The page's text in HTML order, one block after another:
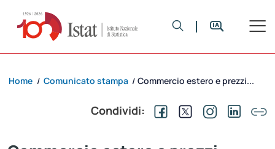
Home / Comunicato stampa / Commercio estero e prezzi...
Condividi: